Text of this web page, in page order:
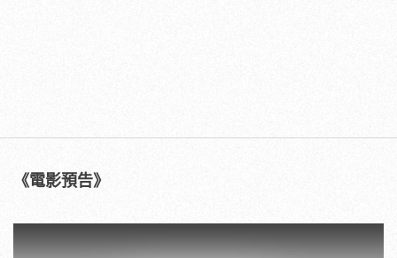
《電影預告》